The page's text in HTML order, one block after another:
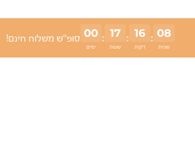
00
ימים
: 17
שעות
: 16
דקות
: 07
שניות
סופ"ש משלוח חינם!